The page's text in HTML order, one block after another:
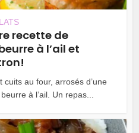
recette de
à l’ail et
au four, arrosés d’une
à l’ail. Un repas...